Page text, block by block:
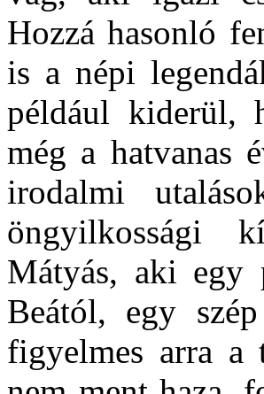
Hozzá hasonló
is a népi
például kiderül,
még a hatvanas
irodalmi
öngyilkossági
Mátyás, aki egy
Beától, egy
figyelmes arra